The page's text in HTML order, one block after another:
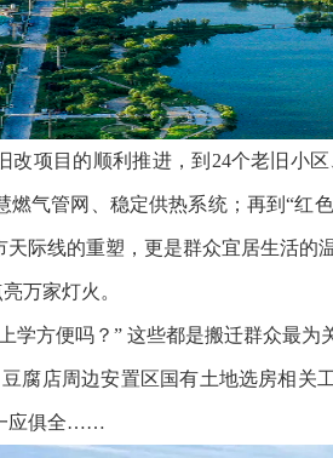
改项目的顺利推进，到24个老旧小
燃气管网、稳定供热系统；再到“红
际线的重塑，更是群众宜居生活的
万家灯火。
学方便吗？” 这些都是搬迁群众最为
腐店周边安置区国有土地选房相关
应俱全……